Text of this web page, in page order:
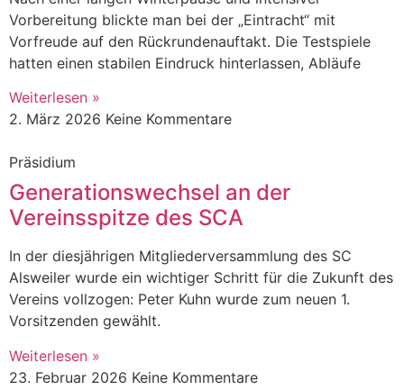
Vorbereitung blickte man bei der „Eintracht“ mit
Vorfreude auf den Rückrundenauftakt. Die Testspiele
hatten einen stabilen Eindruck hinterlassen, Abläufe
Weiterlesen »
2. März 2026 Keine Kommentare
Präsidium
Generationswechsel an der
Vereinsspitze des SCA
In der diesjährigen Mitgliederversammlung des SC
Alsweiler wurde ein wichtiger Schritt für die Zukunft des
Vereins vollzogen: Peter Kuhn wurde zum neuen 1.
Vorsitzenden gewählt.
Weiterlesen »
23. Februar 2026 Keine Kommentare